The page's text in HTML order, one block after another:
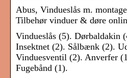
Abus, Vindueslås m.
Tilbehør vinduer & døre
Vindueslås (5). Dørbaldakin
Insektnet (2). Sålbænk (2).
Vinduesventil (2). Anverfer
Fugebånd (1).